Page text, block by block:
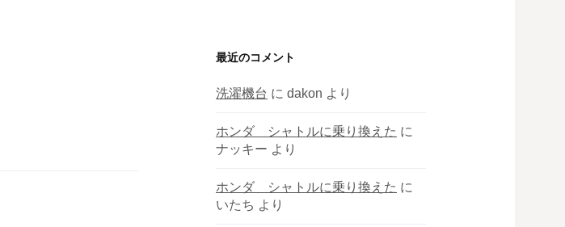
最近のコメント
洗濯機台 に dakon より
ホンダ シャトルに乗り換えた に
ナッキー より
ホンダ シャトルに乗り換えた に
いたち より